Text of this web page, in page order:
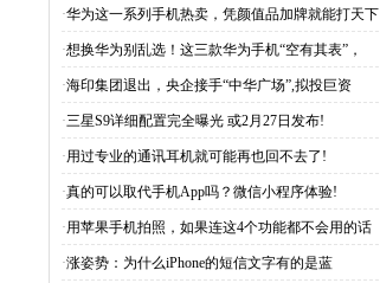
·华为这一系列手机热卖，凭颜值品加牌就能打天下
·想换华为别乱选！这三款华为手机“空有其表”，
·海印集团退出，央企接手“中华广场”,拟投巨资
·三星S9详细配置完全曝光 或2月27日发布!
·用过专业的通讯耳机就可能再也回不去了!
·真的可以取代手机App吗？微信小程序体验!
·用苹果手机拍照，如果连这4个功能都不会用的话
·涨姿势：为什么iPhone的短信文字有的是蓝